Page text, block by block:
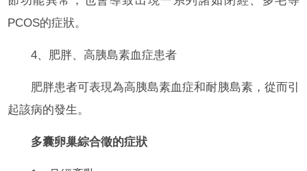
PCOS的症狀。
4、肥胖、高胰島素血症患者
肥胖患者可表現為高胰島素血症和耐胰島素，從而引
起該病的發生。
多囊卵巢綜合徵的症狀